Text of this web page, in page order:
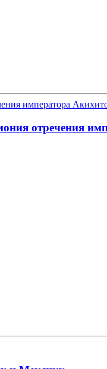
отречения